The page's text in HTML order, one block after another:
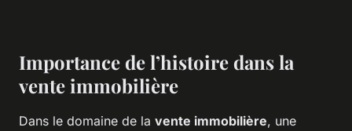
Importance de l’histoire dans la
vente immobilière
Dans le domaine de la vente immobilière, une